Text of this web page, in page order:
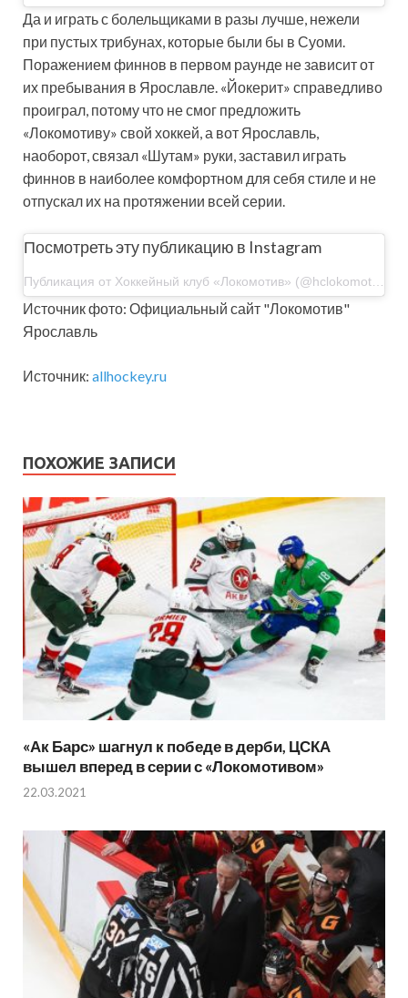
Да и играть с болельщиками в разы лучше, нежели
при пустых трибунах, которые были бы в Суоми.
Поражением финнов в первом раунде не зависит от
их пребывания в Ярославле. «Йокерит» справедливо
проиграл, потому что не смог предложить
«Локомотиву» свой хоккей, а вот Ярославль,
наоборот, связал «Шутам» руки, заставил играть
финнов в наиболее комфортном для себя стиле и не
отпускал их на протяжении всей серии.
Посмотреть эту публикацию в Instagram
Источник фото: Официальный сайт "Локомотив"
Ярославль
Источник: allhockey.ru
ПОХОЖИЕ ЗАПИСИ
«Ак Барс» шагнул к победе в дерби, ЦСКА
вышел вперед в серии с «Локомотивом»
22.03.2021